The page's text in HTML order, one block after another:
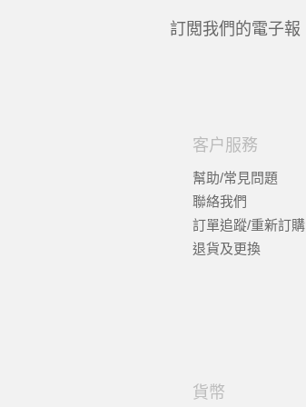
訂閲我們的電子報
客户服務
幫助/常見問題
聯絡我們
訂單追蹤/重新訂購
退貨及更換
貨幣